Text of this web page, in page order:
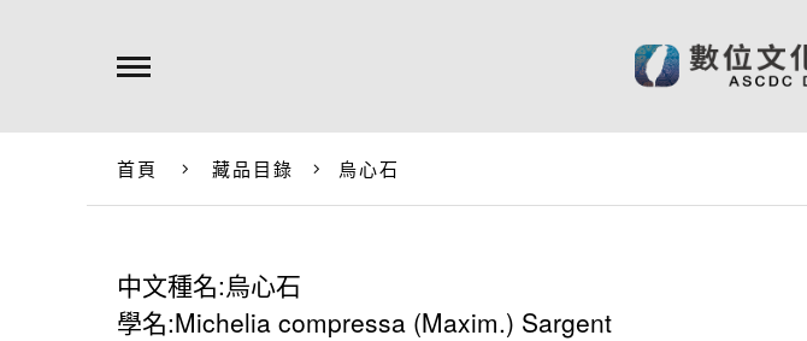
首頁 藏品目錄 烏心石
中文種名:烏心石
學名:Michelia compressa (Maxim.) Sargent